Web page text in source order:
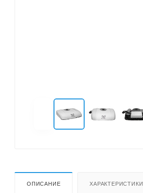
ОПИСАНИЕ ХАРАКТЕРИСТИКИ